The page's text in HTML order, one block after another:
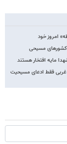
امروز خود
کشورهای مسیحی
مایه افتخار هستند
غربی فقط ادعای مسیحیت